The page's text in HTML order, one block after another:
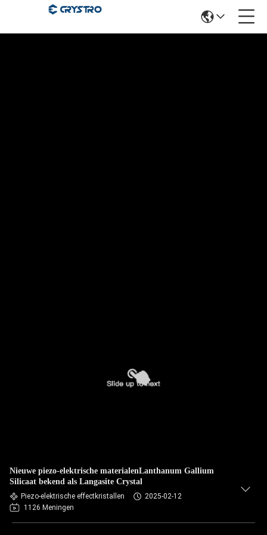
Nieuwe piezo-elektrische materialenLanthanum Gallium
Silicaat bekend als Langasite Crystal
Piezo-elektrische effectkristallen
2025-02-12
1126 Meningen